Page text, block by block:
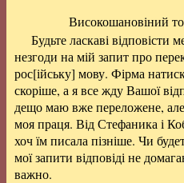
Високошановіний
Будьте ласкаві відповісти
незгоди на мій запит про
рос[ійську] мову. Фірма
скоріше, а я все жду Вашої
дещо маю вже переложене,
моя праця. Від Стефаника і
хоч їм писала пізніше. Чи
мої запити відповіді не
важно.